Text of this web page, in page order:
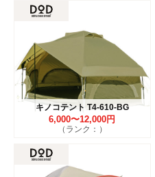
キノコテント T4-610-BG
6,000〜12,000円
（ランク：）